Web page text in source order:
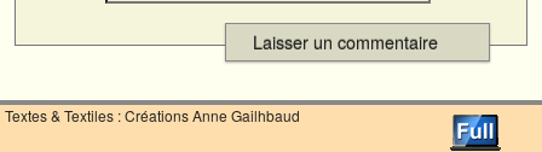
Textes & Textiles : Créations Anne Gailhbaud